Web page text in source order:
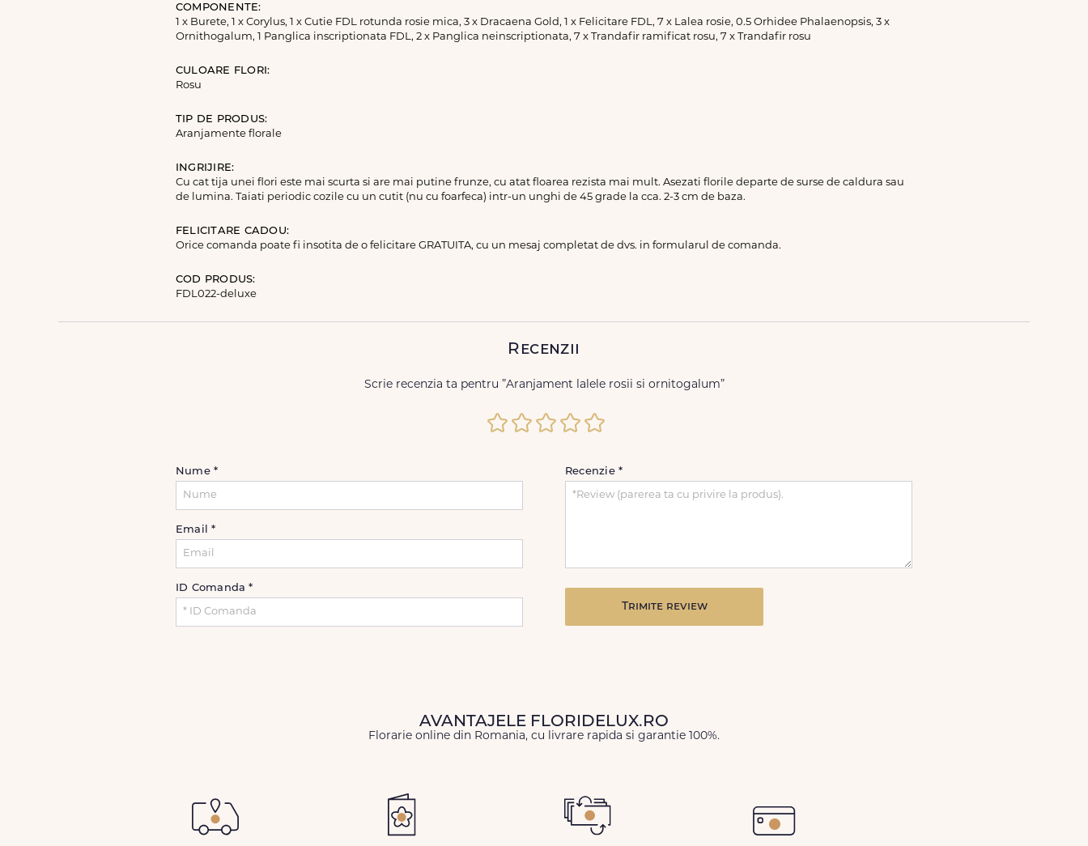
COMPONENTE:
1 x Burete, 1 x Corylus, 1 x Cutie FDL rotunda rosie mica, 3 x Dracaena Gold, 1 x Felicitare FDL, 7 x Lalea rosie, 0.5 Orhidee Phalaenopsis, 3 x
Ornithogalum, 1 Panglica inscriptionata FDL, 2 x Panglica neinscriptionata, 7 x Trandafir ramificat rosu, 7 x Trandafir rosu
CULOARE FLORI:
Rosu
TIP DE PRODUS:
Aranjamente florale
INGRIJIRE:
Cu cat tija unei flori este mai scurta si are mai putine frunze, cu atat floarea rezista mai mult. Asezati florile departe de surse de caldura sau
de lumina. Taiati periodic cozile cu un cutit (nu cu foarfeca) intr-un unghi de 45 grade la cca. 2-3 cm de baza.
FELICITARE CADOU:
Orice comanda poate fi insotita de o felicitare GRATUITA, cu un mesaj completat de dvs. in formularul de comanda.
COD PRODUS:
FDL022-deluxe
Recenzii
Scrie recenzia ta pentru ”Aranjament lalele rosii si ornitogalum”
Nume*
Email*
ID Comanda*
Recenzie *
Trimite review
AVANTAJELE FLORIDELUX.RO
Florarie online din Romania, cu livrare rapida si garantie 100%.